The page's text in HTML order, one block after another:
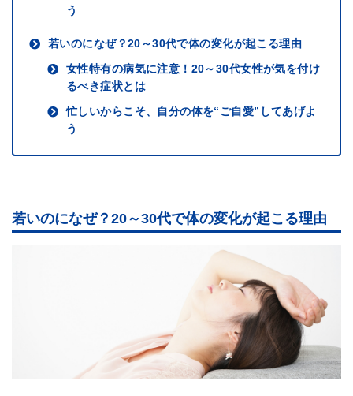
う
若いのになぜ？20～30代で体の変化が起こる理由
女性特有の病気に注意！20～30代女性が気を付け
るべき症状とは
忙しいからこそ、自分の体を“ご自愛”してあげよ
う
若いのになぜ？20～30代で体の変化が起こる理由